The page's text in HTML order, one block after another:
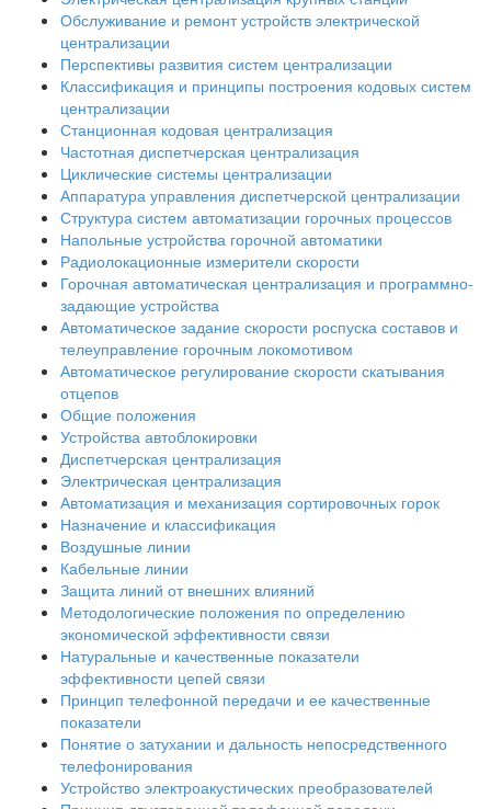
Обслуживание и ремонт устройств электрической
централизации
Перспективы развития систем централизации
Классификация и принципы построения кодовых систем
централизации
Станционная кодовая централизация
Частотная диспетчерская централизация
Циклические системы централизации
Аппаратура управления диспетчерской централизации
Структура систем автоматизации горочных процессов
Напольные устройства горочной автоматики
Радиолокационные измерители скорости
Горочная автоматическая централизация и программно-
задающие устройства
Автоматическое задание скорости роспуска составов и
телеуправление горочным локомотивом
Автоматическое регулирование скорости скатывания
отцепов
Общие положения
Устройства автоблокировки
Диспетчерская централизация
Электрическая централизация
Автоматизация и механизация сортировочных горок
Назначение и классификация
Воздушные линии
Кабельные линии
Защита линий от внешних влияний
Методологические положения по определению
экономической эффективности связи
Натуральные и качественные показатели
эффективности цепей связи
Принцип телефонной передачи и ее качественные
показатели
Понятие о затухании и дальность непосредственного
телефонирования
Устройство электроакустических преобразователей